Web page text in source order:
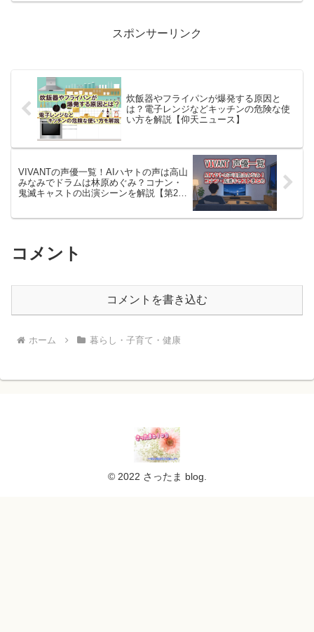
スポンサーリンク
炊飯器やフライパンが爆発する原因と
は？電子レンジなどキッチンの危険な使
い方を解説【仰天ニュース】
VIVANTの声優一覧！AIハヤトの声は高山
みなみでドラムは林原めぐみ？コナン・
鬼滅キャストの出演シーンを解説【第2シ
コメント
コメントを書き込む
ホーム 暮らし・子育て・健康
© 2022 さったま blog.